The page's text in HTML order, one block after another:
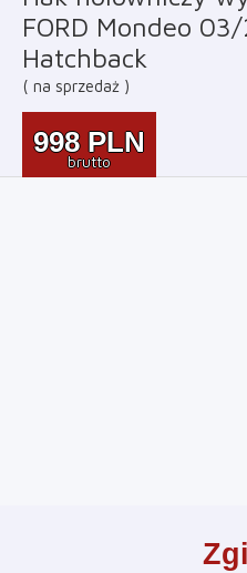
FORD Mondeo
Hatchback
na sprzedaż
998 PLN
brutto